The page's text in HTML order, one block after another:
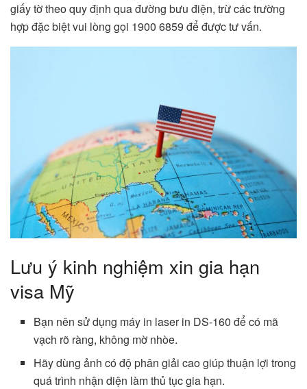
giấy tờ theo quy định qua đường bưu điện, trừ các trường
hợp đặc biệt vui lòng gọi 1900 6859 để được tư vấn.
Lưu ý kinh nghiệm xin gia hạn
visa Mỹ
Bạn nên sử dụng máy in laser in DS-160 để có mã
vạch rõ ràng, không mờ nhòe.
Hãy dùng ảnh có độ phân giải cao giúp thuận lợi trong
quá trình nhận diện làm thủ tục gia hạn.